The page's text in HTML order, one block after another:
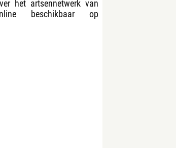
het artsennetwerk van
beschikbaar op